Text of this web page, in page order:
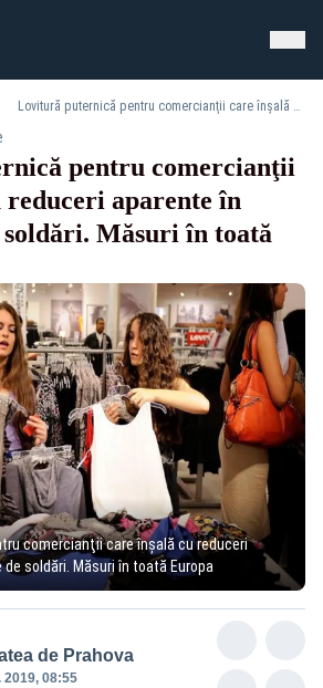
Lovitură puternică pentru comercianţii care înşală cu reduceri aparente în perioadele de soldări. Măsuri în toată Europa
pentru comercianţii
reduceri aparente în
soldări. Măsuri în toată
comercianţii care înşală cu reduceri
soldări. Măsuri în toată Europa
de Prahova
2019, 08:55